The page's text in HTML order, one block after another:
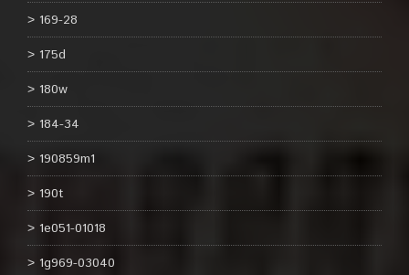
169-28
175d
180w
184-34
190859m1
190t
1e051-01018
1g969-03040